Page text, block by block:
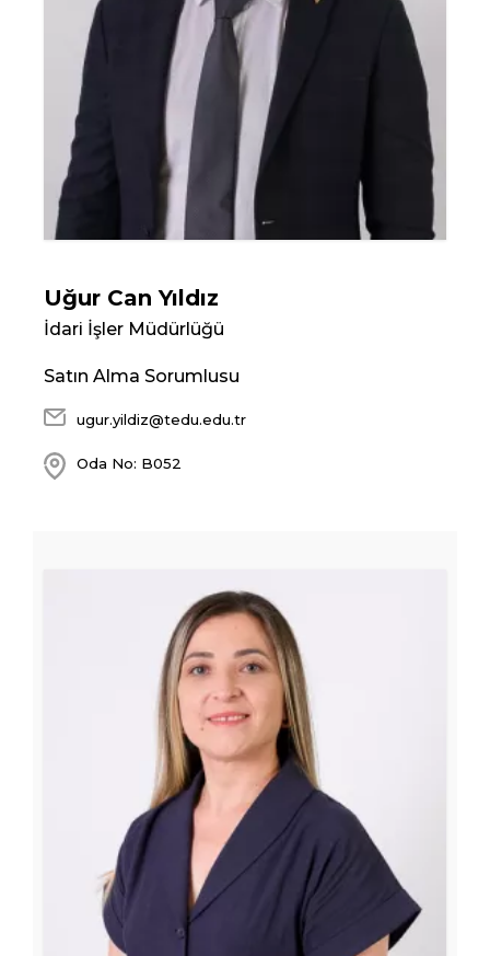
Uğur Can Yıldız
İdari İşler Müdürlüğü
Satın Alma Sorumlusu
ugur.yildiz@tedu.edu.tr
Oda No: B052